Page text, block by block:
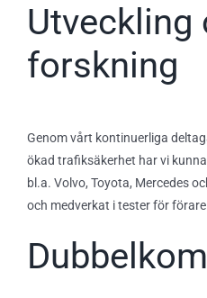
Utveckling
forskning
Genom vårt kontinuerliga
ökad trafiksäkerhet har vi
bl.a. Volvo, Toyota, Mercedes
och medverkat i tester för